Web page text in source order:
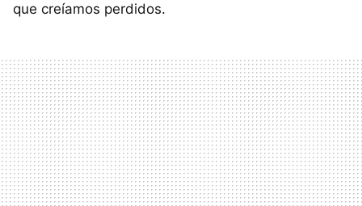
que creíamos perdidos.